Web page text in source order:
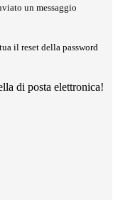
un messaggio
il reset della password
di posta elettronica!